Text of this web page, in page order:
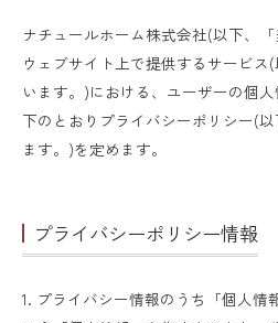
ナチュールホーム株式会社(以下、
ウェブサイト上で提供するサービス
います。)における、ユーザーの個
下のとおりプライバシーポリシー(
ます。)を定めます。
プライバシーポリシー情報
1. プライバシー情報のうち「個人情